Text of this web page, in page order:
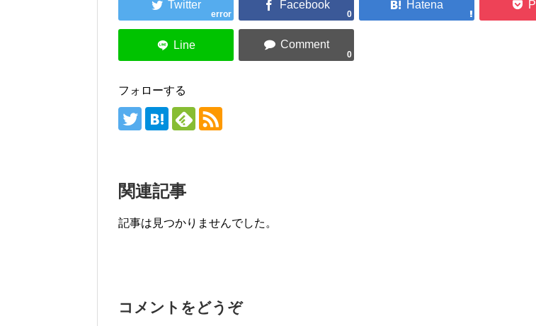
error 0
0
フォローする
関連記事
記事は見つかりませんでした。
コメントをどうぞ